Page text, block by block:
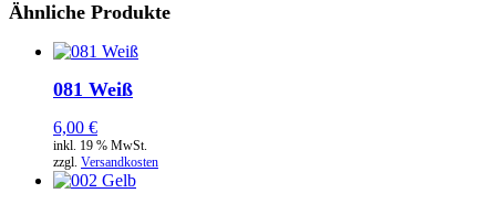
Ähnliche Produkte
081 Weiß
6,00 €
inkl. 19 % MwSt.
zzgl. Versandkosten